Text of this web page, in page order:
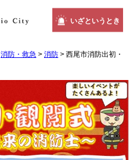
いざというとき
消防・救急 > 消防 > 西尾市消防出初・